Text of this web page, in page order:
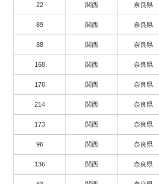
22 関西 奈良県
89 関西 奈良県
88 関西 奈良県
168 関西 奈良県
178 関西 奈良県
214 関西 奈良県
173 関西 奈良県
96 関西 奈良県
136 関西 奈良県